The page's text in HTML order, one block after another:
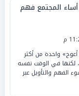
أساء المجتمع فهم
واحدة من أكثر
لكنها في الوقت نفسه
الفهم والتأويل عبر